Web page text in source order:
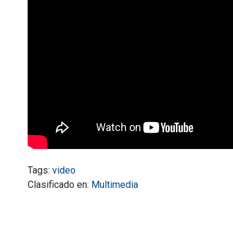
Tags: video
Clasificado en: Multimedia